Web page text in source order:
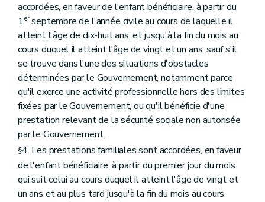
accordées, en faveur de l'enfant bénéficiaire, à partir du
1erseptembre de l'année civile au cours de laquelle il
atteint l'âge de dix-huit ans, et jusqu'à la fin du mois au
cours duquel il atteint l'âge de vingt et un ans, sauf s'il
se trouve dans l'une des situations d'obstacles
déterminées par le Gouvernement, notamment parce
qu'il exerce une activité professionnelle hors des limites
fixées par le Gouvernement, ou qu'il bénéficie d'une
prestation relevant de la sécurité sociale non autorisée
par le Gouvernement.
§4. Les prestations familiales sont accordées, en faveur
de l'enfant bénéficiaire, à partir du premier jour du mois
qui suit celui au cours duquel il atteint l'âge de vingt et
un ans et au plus tard jusqu'à la fin du mois au cours